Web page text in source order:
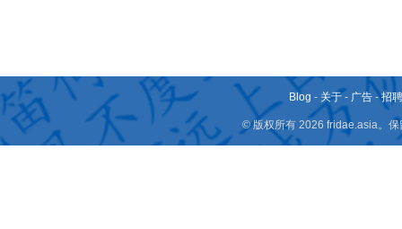
Blog - 关于 - 广告 -招
© 版权所有 2026 fridae.asia。